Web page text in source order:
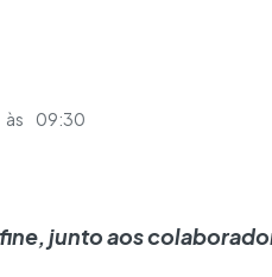
às 09:30
junto aos